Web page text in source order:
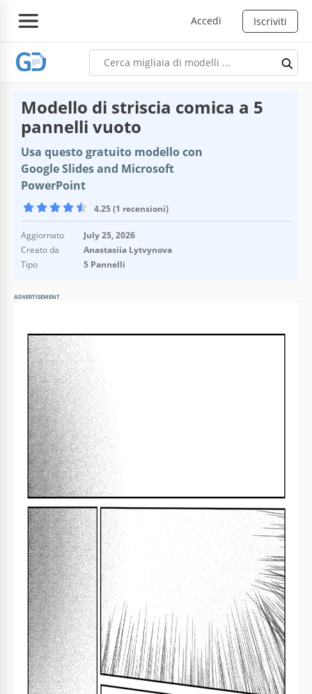
Accedi Iscriviti
Modello di striscia comica a 5
pannelli vuoto
Usa questo gratuito modello con
Google Slides and Microsoft
PowerPoint
4.25 (1 recensioni)
Aggiornato
July 25, 2026
Creato da
Anastasiia Lytvynova
Tipo
5 Pannelli
ADVERTISEMENT